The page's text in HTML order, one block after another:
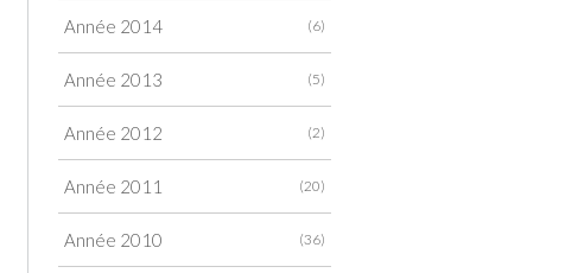
(6)
Année 2014
(5)
Année 2013
(2)
Année 2012
(20)
Année 2011
(36)
Année 2010